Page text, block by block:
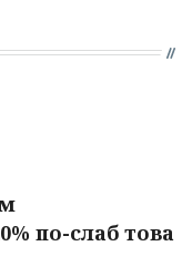
по-слаб това